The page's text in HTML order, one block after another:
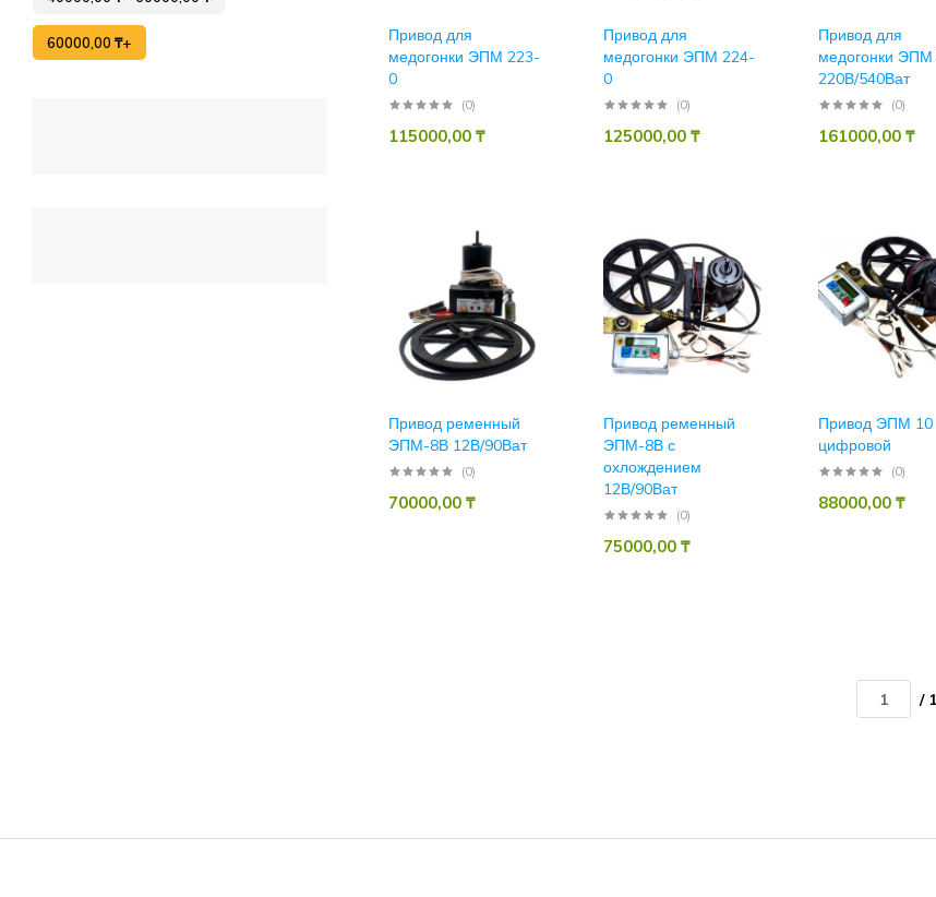
Привод для
медогонки ЭПМ 223-
0
(0)
115000,00 ₸
Привод для
медогонки ЭПМ 224-
0
(0)
125000,00 ₸
Привод для
медогонки ЭПМ
220В/540Ват
(0)
161000,00 ₸
Привод ременный
ЭПМ-8В 12В/90Ват
(0)
70000,00 ₸
Привод ременный
ЭПМ-8В с
охлождением
12В/90Ват
(0)
75000,00 ₸
Привод ЭПМ 10
цифровой
(0)
88000,00 ₸
/ 1
60000,00 ₸+